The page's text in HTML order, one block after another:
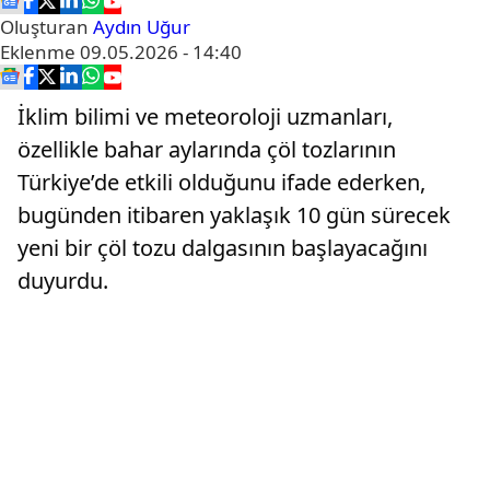
Oluşturan Aydın Uğur
Eklenme 09.05.2026 - 14:40
İklim bilimi ve meteoroloji uzmanları,
özellikle bahar aylarında çöl tozlarının
Türkiye’de etkili olduğunu ifade ederken,
bugünden itibaren yaklaşık 10 gün sürecek
yeni bir çöl tozu dalgasının başlayacağını
duyurdu.